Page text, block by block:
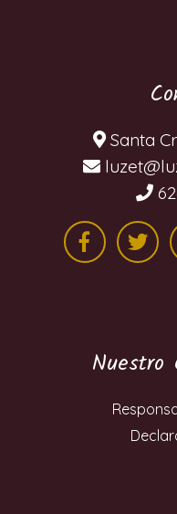
Santa
Nuestro